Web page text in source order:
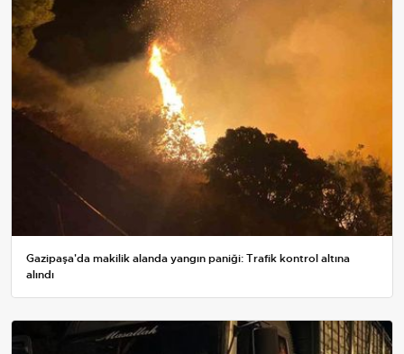
Gazipaşa'da makilik alanda yangın paniği: Trafik kontrol altına
alındı